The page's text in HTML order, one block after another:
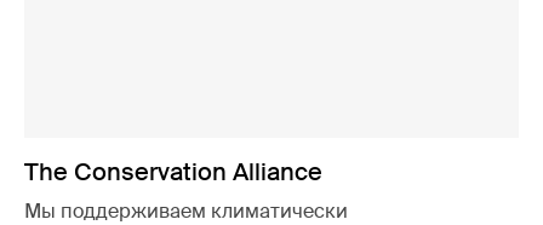
The Conservation Alliance
Мы поддерживаем климатически